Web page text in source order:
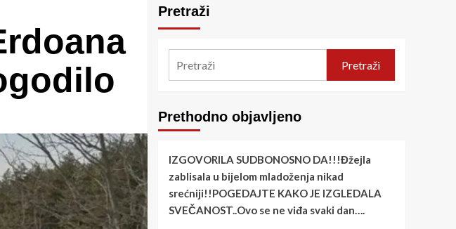
Pretraži
Pretraži
Prethodno objavljeno
IZGOVORILA SUDBONOSNO DA!!!Đžejla
zablisala u bijelom mladoženja nikad
srećniji!!POGEDAJTE KAKO JE IZGLEDALA
SVEČANOST..Ovo se ne viđa svaki dan….